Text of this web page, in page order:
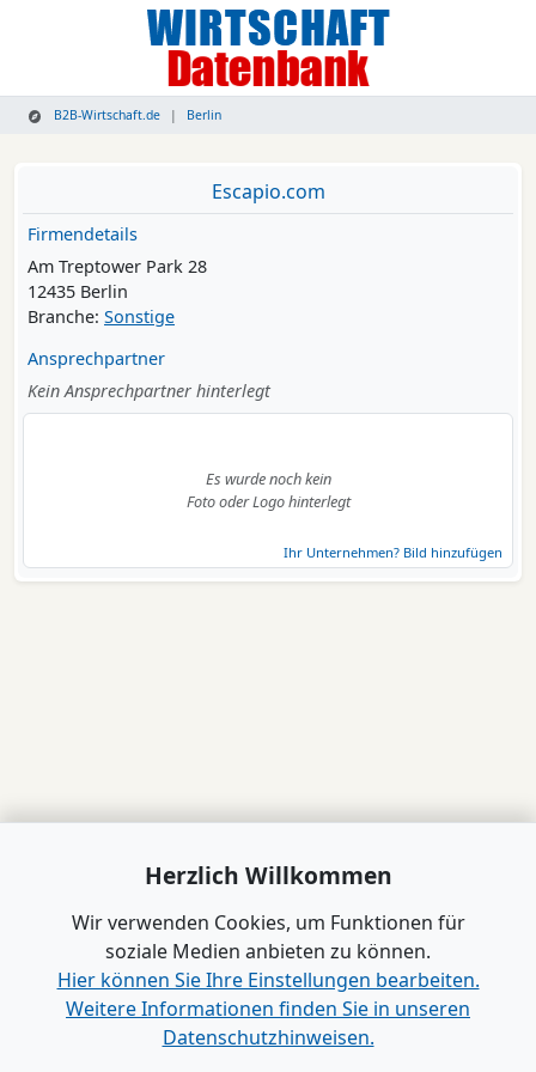
B2B-Wirtschaft.de Berlin
Escapio.com
Firmendetails
Am Treptower Park 28
12435 Berlin
Branche: Sonstige
Ansprechpartner
Kein Ansprechpartner hinterlegt
Es wurde noch kein
Foto oder Logo hinterlegt
Ihr Unternehmen? Bild hinzufügen
Herzlich Willkommen
Wir verwenden Cookies, um Funktionen für
soziale Medien anbieten zu können.
Hier können Sie Ihre Einstellungen bearbeiten.
Weitere Informationen finden Sie in unseren
Datenschutzhinweisen.